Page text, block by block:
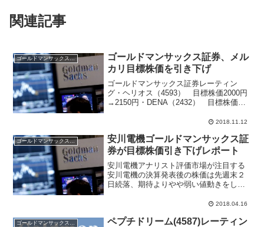
関連記事
ゴールドマンサックス証券
ゴールドマンサックス証券、メル
カリ目標株価を引き下げ
ゴールドマンサックス証券レーティン
グ・ヘリオス（4593） 目標株価2000円
→2150円・DENA（2432） 目標株価
標株価4040円→3760円参考サラリーマン
2018.11.12
ゴールドマンサックス証券
安川電機ゴールドマンサックス証
券が目標株価引き下げレポート
安川電機アナリスト評価市場が注目する
安川電機の決算発表後の株価は先週末２
日続落、期待よりやや弱い値動きをした
株価は上昇して始まり安心感が広がって
券がレーティング「３」→...
2018.04.16
ペプチドリーム(4587)レーティン